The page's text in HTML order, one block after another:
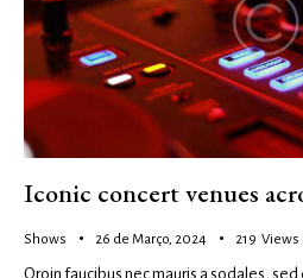
Iconic concert venues
Shows 26 de Março, 2024 219 Views
Qroin faucibus nec mauris a sodales,